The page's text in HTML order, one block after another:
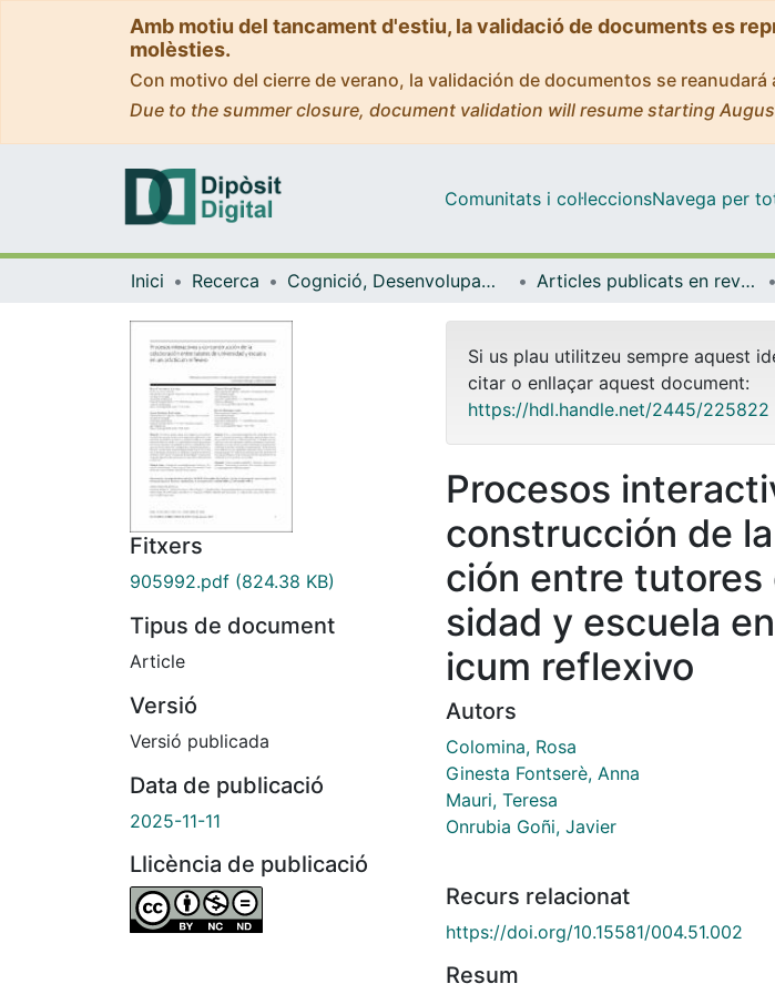
Amb motiu del tancament d'estiu, la validació de documents es
molèsties.
Con motivo del cierre de verano, la validación de documentos se
Due to the summer closure, document validation will resume starting
Comunitats i col·leccionsNavega per
Inici Recerca Cognició, Desenvolupament i Psicologia de l'Educació Articles publicats en revistes (Cognició, Desenvolupament i Psicologia de l'Educació)
Fitxers
905992.pdf (824.38 KB)
Tipus de document
Article
Versió
Versió publicada
Data de publicació
2025-11-11
Llicència de publicació
Si us plau utilitzeu sempre aquest
citar o enllaçar aquest document:
https://hdl.handle.net/2445/225822
Procesos
construcción de
ción entre tutores
sidad y escuela
icum reflexivo
Autors
Colomina, Rosa
Ginesta Fontserè, Anna
Mauri, Teresa
Onrubia Goñi, Javier
Recurs relacionat
https://doi.org/10.15581/004.51.002
Resum